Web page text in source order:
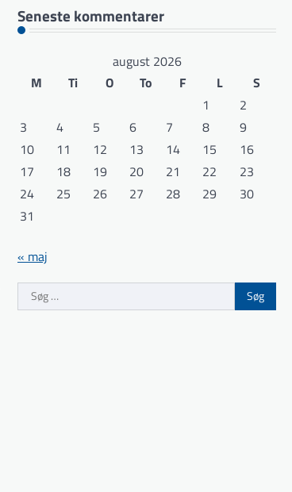
Seneste kommentarer
august 2026
M
Ti O To F L
S
1
2
3
4 5 6 7 8
9
10
11 12 13 14 15
16
17
18 19 20 21 22
23
24
25 26 27 28 29
30
31
« maj
Søg
efter: